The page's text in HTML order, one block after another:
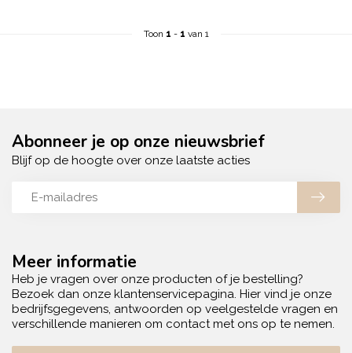
Toon 1 - 1 van 1
Meer informatie
Heb je vragen over onze producten of je bestelling?
Bezoek dan onze klantenservicepagina. Hier vind je onze
bedrijfsgegevens, antwoorden op veelgestelde vragen en
verschillende manieren om contact met ons op te nemen.
Abonneer je op onze nieuwsbrief
Blijf op de hoogte over onze laatste acties